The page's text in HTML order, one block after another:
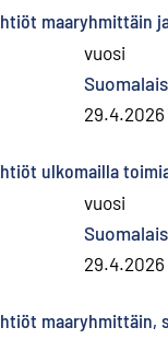
maaryhmittäin
vuosi
29.4.2026
ulkomailla
vuosi
29.4.2026
maaryhmittäin,